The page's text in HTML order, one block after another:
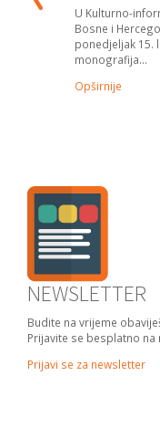
U Kulturno-
Bosne i
ponedjeljak 15.
monografija...
Opširnije
NEWSLETTER
Budite na vrijeme
Prijavite se besplatno na
Prijavi se za newsletter